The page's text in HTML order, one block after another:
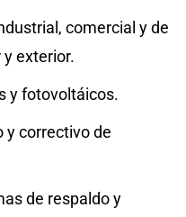
comercial y de
exterior.
y fotovoltáicos.
correctivo de
de respaldo y